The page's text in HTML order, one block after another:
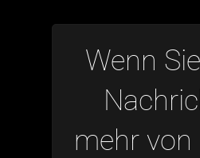
Wenn
mehr von